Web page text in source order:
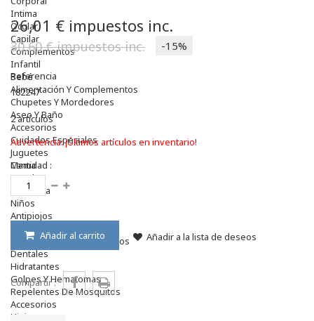
Intima
Ocular
Capilar
Complementos
Infantil
Bebé
Alimentación Y Complementos
Chupetes Y Mordedores
Aseo Y Baño
Accesorios
Cuidados Especiales
Juguetes
Mama
Regalos
Canastilla
Niños
Antipiojos
Complementos Alimentarios
Dentales
Hidratantes
Golpes Y Hematomas
Repelentes De Mosquitos
Accesorios
Higiene
26,01 € impuestos inc.
30,60 €impuestos inc. -15%
Referencia
182247
2artículos
Advertencia: ¡Últimos artículos en inventario!
Cantidad :
Añadir al carrito Añadir a la lista de deseos
Compartir :